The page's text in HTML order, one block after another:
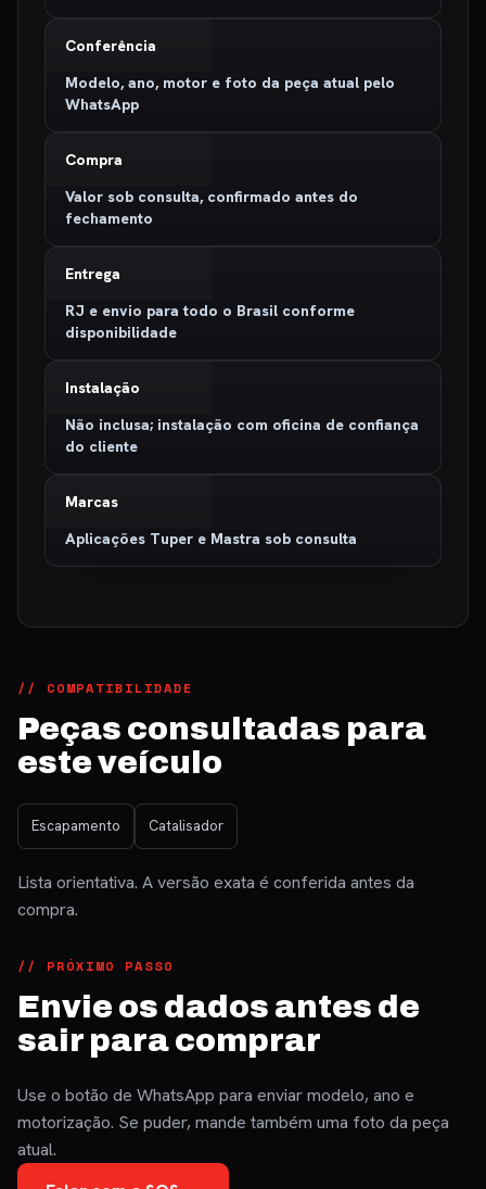
Conferência
Modelo, ano, motor e foto da peça atual pelo
WhatsApp
Compra
Valor sob consulta, confirmado antes do
fechamento
Entrega
RJ e envio para todo o Brasil conforme
disponibilidade
Instalação
Não inclusa; instalação com oficina de confiança
do cliente
Marcas
Aplicações Tuper e Mastra sob consulta
// COMPATIBILIDADE
Peças consultadas para
este veículo
Escapamento Catalisador
Lista orientativa. A versão exata é conferida antes da
compra.
// PRÓXIMO PASSO
Envie os dados antes de
sair para comprar
Use o botão de WhatsApp para enviar modelo, ano e
motorização. Se puder, mande também uma foto da peça
atual.